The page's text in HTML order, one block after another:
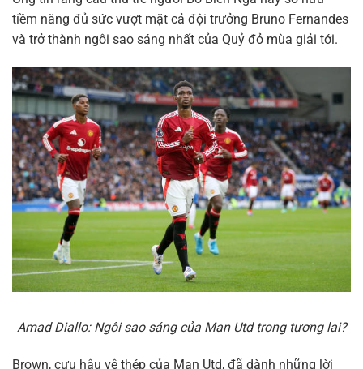
tiềm năng đủ sức vượt mặt cả đội trưởng Bruno Fernandes
và trở thành ngôi sao sáng nhất của Quỷ đỏ mùa giải tới.
Amad Diallo: Ngôi sao sáng của Man Utd trong tương lai?
Brown, cựu hậu vệ thép của Man Utd, đã dành những lời